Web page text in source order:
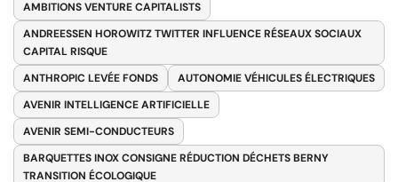
AMBITIONS VENTURE CAPITALISTS
ANDREESSEN HOROWITZ TWITTER INFLUENCE RÉSEAUX SOCIAUX
CAPITAL RISQUE
ANTHROPIC LEVÉE FONDS
AUTONOMIE VÉHICULES ÉLECTRIQUES
AVENIR INTELLIGENCE ARTIFICIELLE
AVENIR SEMI-CONDUCTEURS
BARQUETTES INOX CONSIGNE RÉDUCTION DÉCHETS BERNY
TRANSITION ÉCOLOGIQUE